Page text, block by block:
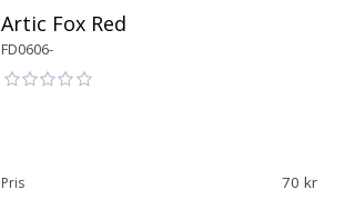
Artic Fox Red
FD0606-
Pris 70